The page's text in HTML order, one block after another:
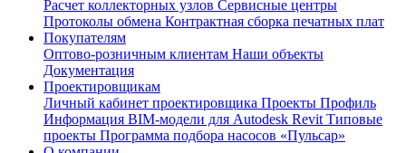
Расчет коллекторных узлов Сервисные центры
Протоколы обмена Контрактная сборка печатных плат
Покупателям
Оптово-розничным клиентам Наши объекты
Документация
Проектировщикам
Личный кабинет проектировщика Проекты Профиль
Информация BIM-модели для Autodesk Revit Типовые
проекты Программа подбора насосов «Пульсар»